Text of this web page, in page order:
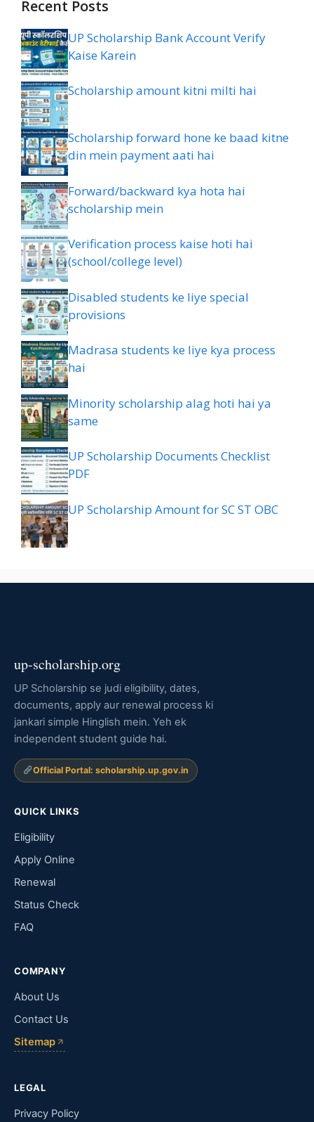
Recent Posts
UP Scholarship Bank Account Verify
Kaise Karein
Scholarship amount kitni milti hai
Scholarship forward hone ke baad kitne
din mein payment aati hai
Forward/backward kya hota hai
scholarship mein
Verification process kaise hoti hai
(school/college level)
Disabled students ke liye special
provisions
Madrasa students ke liye kya process
hai
Minority scholarship alag hoti hai ya
same
UP Scholarship Documents Checklist
PDF
UP Scholarship Amount for SC ST OBC
up-scholarship.org
UP Scholarship se judi eligibility, dates,
documents, apply aur renewal process ki
jankari simple Hinglish mein. Yeh ek
independent student guide hai.
Official Portal: scholarship.up.gov.in
QUICK LINKS
Eligibility
Apply Online
Renewal
Status Check
FAQ
COMPANY
About Us
Contact Us
Sitemap
LEGAL
Privacy Policy